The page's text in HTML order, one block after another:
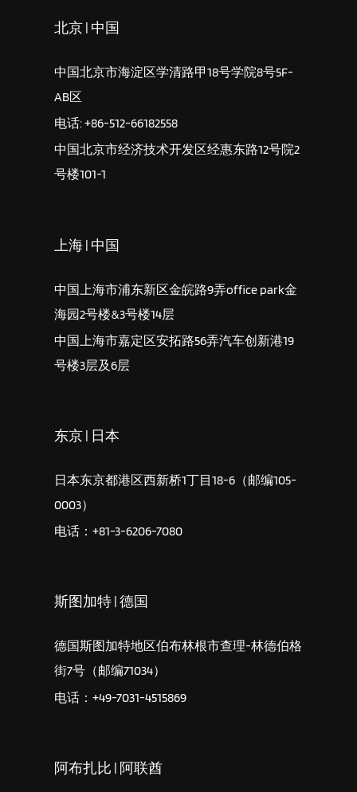
北京 | 中国
中国北京市海淀区学清路甲18号学院8号5F-
AB区
电话: +86-512-66182558
中国北京市经济技术开发区经惠东路12号院2
号楼101-1
上海 | 中国
中国上海市浦东新区金皖路9弄office park金
海园2号楼&3号楼14层
中国上海市嘉定区安拓路56弄汽车创新港19
号楼3层及6层
东京 | 日本
日本东京都港区西新桥1丁目18-6（邮编105-
0003）
电话：+81-3-6206-7080
斯图加特 | 德国
德国斯图加特地区伯布林根市查理-林德伯格
街7号（邮编71034）
电话：+49-7031-4515869
阿布扎比 | 阿联酋